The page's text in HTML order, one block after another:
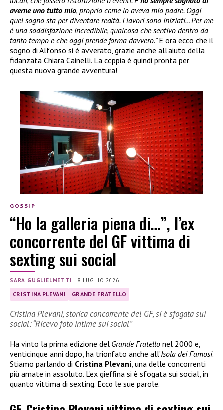
averne uno tutto mio, proprio come lo aveva mio padre. Oggi
quel sogno sta per diventare realtà. I lavori sono iniziati…Per me
è una soddisfazione incredibile, qualcosa che sentivo dentro da
tanto tempo e che oggi prende forma davvero.”E ora ecco che il
sogno di Alfonso si è avverato, grazie anche all’aiuto della
fidanzata Chiara Cainelli. La coppia è quindi pronta per
questa nuova grande avventura!
GOSSIP
“Ho la galleria piena di…”, l’ex
concorrente del GF vittima di
sexting sui social
SARA GUGLIELMETTI | 8 LUGLIO 2026
CRISTINA PLEVANI GRANDE FRATELLO
Cristina Plevani, storica concorrente del GF, si è sfogata sui
social: “Ricevo foto intime sui social”
Ha vinto la prima edizione del Grande Fratello nel 2000 e,
venticinque anni dopo, ha trionfato anche all’Isola dei Famosi.
Stiamo parlando di Cristina Plevani , una delle concorrenti
più amate in assoluto. L’ex gieffina si è sfogata sui social, in
quanto vittima di sexting. Ecco le sue parole.